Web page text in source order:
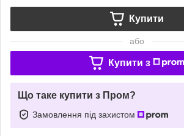
Купити
або
Купити з
Що таке купити з Пром?
Замовлення під захистом